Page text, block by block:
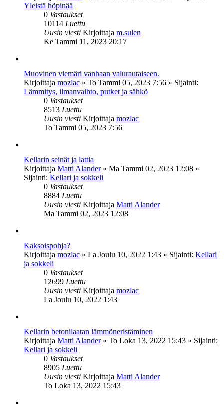
Yleistä höpinää
0 Vastaukset
10114 Luettu
Uusin viesti Kirjoittaja m.sulen
Ke Tammi 11, 2023 20:17
Muovinen viemäri vanhaan valurautaiseen.
Kirjoittaja mozlac » To Tammi 05, 2023 7:56 » Sijainti:
Lämmitys, ilmanvaihto, putket ja sähkö
0 Vastaukset
8513 Luettu
Uusin viesti Kirjoittaja mozlac
To Tammi 05, 2023 7:56
Kellarin seinät ja lattia
Kirjoittaja Matti Alander» Ma Tammi 02, 2023 12:08 »
Sijainti: Kellari ja sokkeli
0 Vastaukset
8884 Luettu
Uusin viesti Kirjoittaja Matti Alander
Ma Tammi 02, 2023 12:08
Kaksoispohja?
Kirjoittaja mozlac » La Joulu 10, 2022 1:43 » Sijainti: Kellari
ja sokkeli
0 Vastaukset
12699 Luettu
Uusin viesti Kirjoittaja mozlac
La Joulu 10, 2022 1:43
Kellarin betonilaatan lämmöneristäminen
Kirjoittaja Matti Alander» To Loka 13, 2022 15:43 » Sijainti:
Kellari ja sokkeli
0 Vastaukset
8905 Luettu
Uusin viesti Kirjoittaja Matti Alander
To Loka 13, 2022 15:43